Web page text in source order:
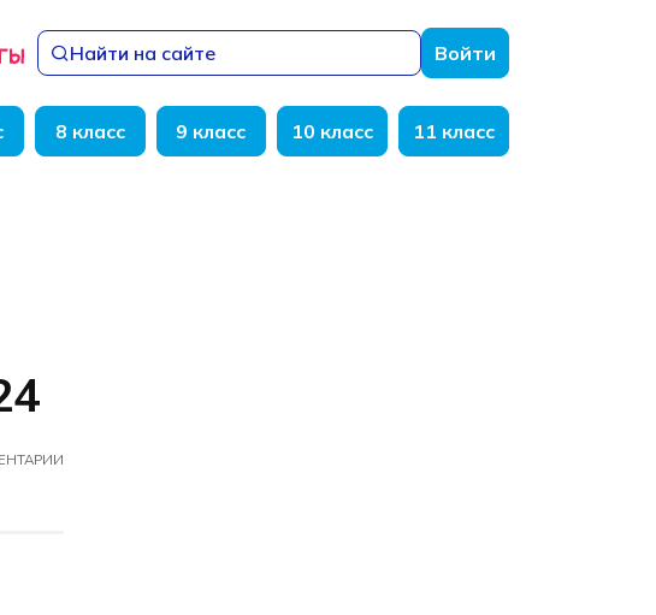
Найти на сайте Войти
8 класс 9 класс 10 класс 11 класс